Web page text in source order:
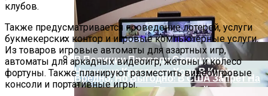
На Какую Зарплату Могут
Рассчитывать Украинцы За Рубежом:
Советы Для Беженцев
Вредно, Но Выгодно: В США Запрет На
Асбест Приняли Только Сейчас
В Полиции Провели Совещание
Накануне Крестного Хода В Киеве
клубов.
Также предусматривается проведение лотерей, услуги
букмекерских контор и игровые компьютерные услуги.
Из товаров игровые автоматы для азартных игр,
автоматы для аркадных видеоигр, жетоны и колесо
фортуны. Также планируют разместить видеоигровые
консоли и портативные игры.